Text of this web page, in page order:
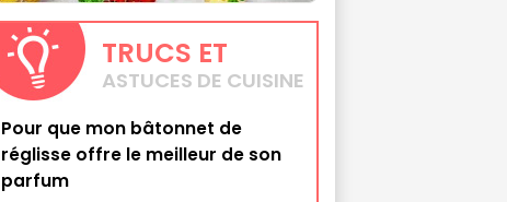
TRUCS ET
ASTUCES DE CUISINE
Pour que mon bâtonnet de
réglisse offre le meilleur de son
parfum